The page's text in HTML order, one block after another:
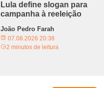
Lula define slogan para
campanha à reeleição
João Pedro Farah
07.08.2026 20:38
2 minutos de leitura